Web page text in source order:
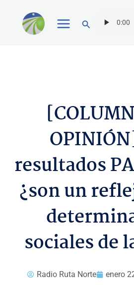
Buscar
resultados
¿son un
sociales de
Radio Ruta Norte enero